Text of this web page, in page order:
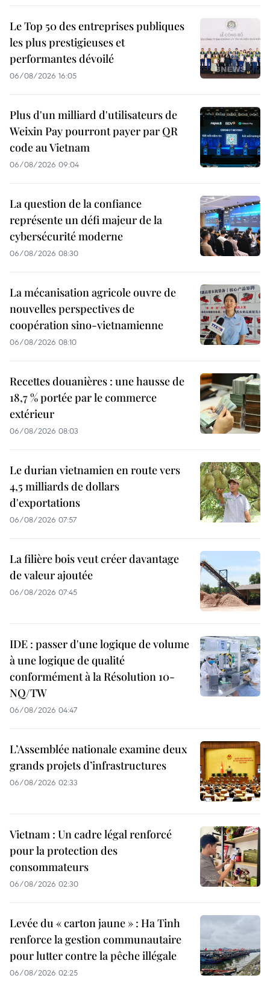
Le Top 50 des entreprises publiques
les plus prestigieuses et
performantes dévoilé
06/08/2026 16:05
Plus d'un milliard d'utilisateurs de
Weixin Pay pourront payer par QR
code au Vietnam
06/08/2026 09:04
La question de la confiance
représente un défi majeur de la
cybersécurité moderne
06/08/2026 08:30
La mécanisation agricole ouvre de
nouvelles perspectives de
coopération sino-vietnamienne
06/08/2026 08:10
Recettes douanières : une hausse de
18,7 % portée par le commerce
extérieur
06/08/2026 08:03
Le durian vietnamien en route vers
4,5 milliards de dollars
d'exportations
06/08/2026 07:57
La filière bois veut créer davantage
de valeur ajoutée
06/08/2026 07:45
IDE : passer d'une logique de volume
à une logique de qualité
conformément à la Résolution 10-
NQ/TW
06/08/2026 04:47
L’Assemblée nationale examine deux
grands projets d’infrastructures
06/08/2026 02:33
Vietnam : Un cadre légal renforcé
pour la protection des
consommateurs
06/08/2026 02:30
Levée du « carton jaune » : Ha Tinh
renforce la gestion communautaire
pour lutter contre la pêche illégale
06/08/2026 02:25